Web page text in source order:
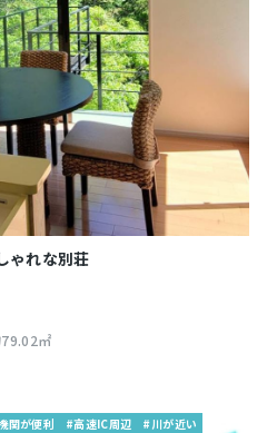
ゃれな別荘
㎡
関が便利 #高速IC周辺 #川が近い